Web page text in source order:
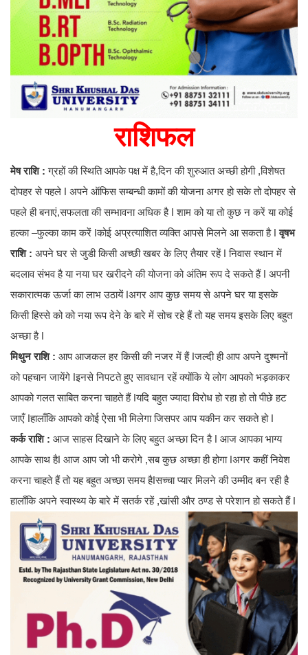
राशिफल
मेष राशि : ग्रहों की स्थिति आपके पक्ष में है,दिन की शुरुआत अच्छी होगी ,विशेषत
दोपहर से पहले ǀ अपने ऑफिस सम्बन्धी कामों की योजना अगर हो सके तो दोपहर से
पहले ही बनाएं,सफलता की सम्भावना अधिक है ǀ शाम को या तो कुछ न करें या कोई
हल्का –फुल्का काम करें ǀकोई अप्रत्याशित व्यक्ति आपसे मिलने आ सकता है ǀवृषभ
राशि : अपने घर से जुडी किसी अच्छी खबर के लिए तैयार रहें ǀ निवास स्थान में
बदलाव संभव है या नया घर खरीदने की योजना को अंतिम रूप दे सकते हैं ǀ अपनी
सकारात्मक ऊर्जा का लाभ उठायें ǀअगर आप कुछ समय से अपने घर या इसके
किसी हिस्से को को नया रूप देने के बारे में सोच रहे हैं तो यह समय इसके लिए बहुत
अच्छा है ǀ
मिथुन राशि : आप आजकल हर किसी की नजर में हैं ǀजल्दी ही आप अपने दुश्मनों
को पहचान जायेंगे ǀइनसे निपटते हुए सावधान रहें क्योंकि ये लोग आपको भड़काकर
आपको गलत साबित करना चाहते हैं ǀयदि बहुत ज्यादा विरोध हो रहा हो तो पीछे हट
जाएँ ǀहालाँकि आपको कोई ऐसा भी मिलेगा जिसपर आप यकीन कर सकते हो ǀ
कर्क राशि : आज साहस दिखाने के लिए बहुत अच्छा दिन है ǀ आज आपका भाग्य
आपके साथ हैǀ आज आप जो भी करोगे ,सब कुछ अच्छा ही होगा ǀअगर कहीं निवेश
करना चाहते हैं तो यह बहुत अच्छा समय हैǀसच्चा प्यार मिलने की उम्मीद बन रही है
हालाँकि अपने स्वास्थ्य के बारे में सतर्क रहें ,खांसी और ठण्ड से परेशान हो सकते हैं ǀ